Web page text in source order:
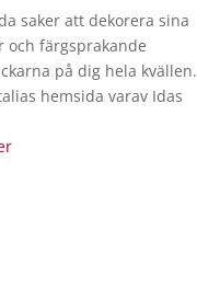
saker att dekorera sina
och färgsprakande
på dig hela kvällen.
hemsida varav Idas